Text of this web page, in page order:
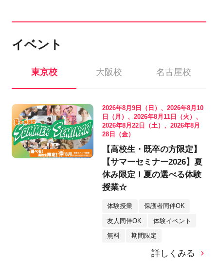
イベント
東京校 大阪校 名古屋校
2026年8月9日（日）、2026年8月10
日（月）、2026年8月11日（火）、
2026年8月22日（土）、2026年8月
28日（金）
【高校生・既卒の方限定】
【サマーセミナー2026】夏
休み限定！夏の選べる体験
授業☆
体験授業 保護者同伴OK
友人同伴OK 体験イベント
無料 期間限定
詳しくみる